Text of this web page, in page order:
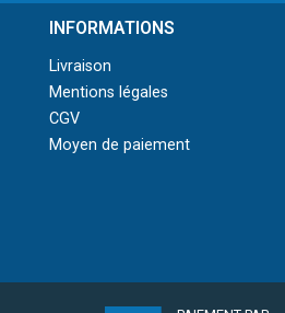
INFORMATIONS
Livraison
Mentions légales
CGV
Moyen de paiement